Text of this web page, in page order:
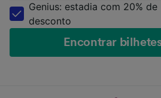
Genius: estadia com 20% de
desconto
Encontrar